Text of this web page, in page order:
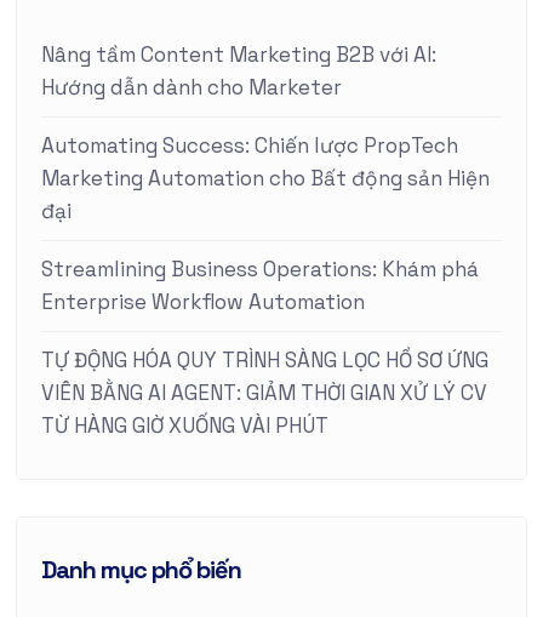
Nâng tầm Content Marketing B2B với AI:
Hướng dẫn dành cho Marketer
Automating Success: Chiến lược PropTech
Marketing Automation cho Bất động sản Hiện
đại
Streamlining Business Operations: Khám phá
Enterprise Workflow Automation
TỰ ĐỘNG HÓA QUY TRÌNH SÀNG LỌC HỒ SƠ ỨNG
VIÊN BẰNG AI AGENT: GIẢM THỜI GIAN XỬ LÝ CV
TỪ HÀNG GIỜ XUỐNG VÀI PHÚT
Danh mục phổ biến